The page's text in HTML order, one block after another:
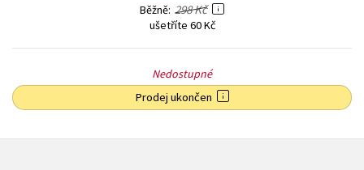
Běžně 298 Kč
ušetříte 60 Kč
Nedostupné
Prodej ukončen